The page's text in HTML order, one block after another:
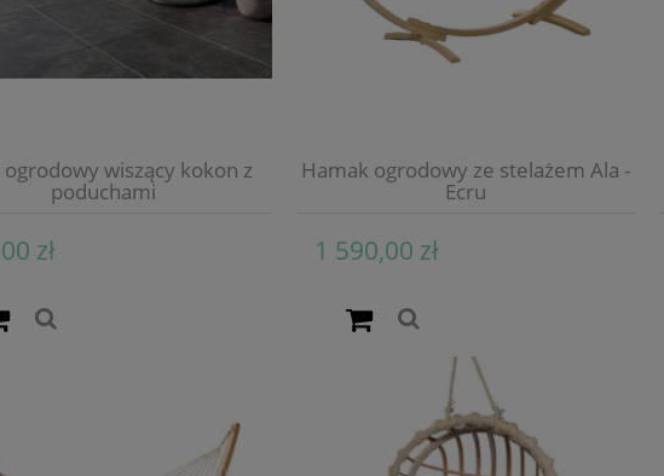
ogrodowy wiszący kokon z
poduchami
zł
Hamak ogrodowy ze stelażem Ala -
Ecru
1 590,00 zł